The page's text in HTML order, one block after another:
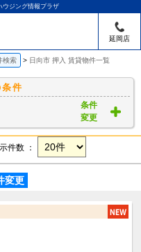
ウジング情報プラザ
延岡店
検索 日向市 押入 賃貸物件一覧
件
条件
変更
件数 ：
変更